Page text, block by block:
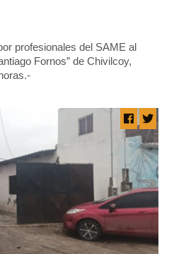
profesionales del SAME al
Fornos” de Chivilcoy,